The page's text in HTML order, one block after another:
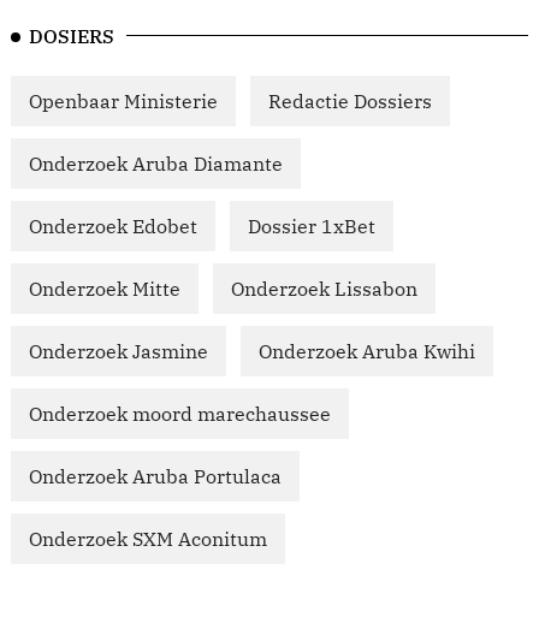
DOSIERS
Openbaar Ministerie Redactie Dossiers
Onderzoek Aruba Diamante
Onderzoek Edobet Dossier 1xBet
Onderzoek Mitte Onderzoek Lissabon
Onderzoek Jasmine Onderzoek Aruba Kwihi
Onderzoek moord marechaussee
Onderzoek Aruba Portulaca
Onderzoek SXM Aconitum